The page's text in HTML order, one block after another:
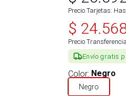
Precio Tarjetas:
$
Precio
Envío gratis
Color: Negro
Negro